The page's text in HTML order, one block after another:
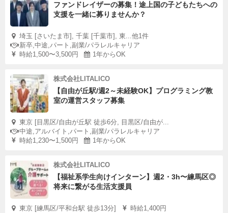
ファンドレイザーの募集！途上国の子どもたちへの
支援を一緒に募りませんか？
埼玉 [さいたま市], 千葉 [千葉市], 東...他1件
新卒,中途,パート,副業/パラレルキャリア
時給1,500〜3,500円
1年からOK
株式会社LITALICO
【自由が丘駅/週2～未経験OK】プログラミング教
室の運営スタッフ募集
東京 [目黒区/自由が丘駅 徒歩6分, 目黒区/自由が...
中途,アルバイト,パート,副業/パラレルキャリア
時給1,230〜1,500円
1年からOK
株式会社LITALICO
【福祉系学生向けインターン】週2・3h〜練馬区◎
将来に繋がる生活支援員
東京 [練馬区/平和台駅 徒歩13分]
時給1,400円